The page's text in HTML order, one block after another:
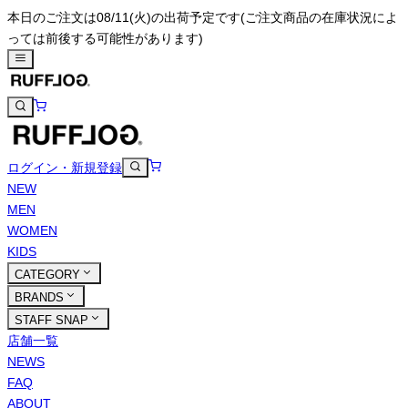
本日のご注文は08/11(火)の出荷予定です(ご注文商品の在庫状況によ
っては前後する可能性があります)
ログイン・新規登録
NEW
MEN
WOMEN
KIDS
CATEGORY
BRANDS
STAFF SNAP
店舗一覧
NEWS
FAQ
ABOUT